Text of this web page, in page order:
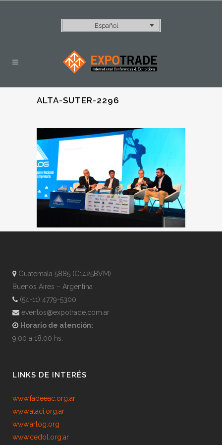
Español
ALTA-SUTER-2296
Guatemala 5885 (C1425BVM)
Buenos Aires – Argentina
(54-11) 4779-5300
eventos@expotrade.com.ar
Horario de atención:
9:00 a 18:00 hs.
LINKS DE INTERÉS
www.fadeeac.org.ar
www.ataci.org.ar
www.arlog.org
www.cedol.org.ar